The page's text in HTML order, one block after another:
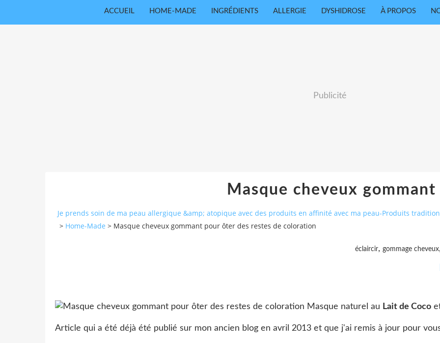
ACCUEIL HOME-MADE INGRÉDIENTS ALLERGIE DYSHIDROSE À PROPOS
Publicité
Masque cheveux
Je prends soin de ma peau allergique &amp; atopique avec des produits en affinité avec ma peau-Produits
> Home-Made > Masque cheveux gommant pour ôter des restes de coloration
éclaircir, gommage cheveux,
Masque naturel au Lait de Coco
Article qui a été déjà été publié sur mon ancien blog en avril 2013 et que j'ai remis à jour pour